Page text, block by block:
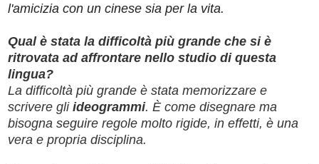
l'amicizia con un cinese sia per la vita.
Qual è stata la difficoltà più grande che si è
ritrovata ad affrontare nello studio di questa
lingua?
La difficoltà più grande è stata memorizzare e
scrivere gli ideogrammi. È come disegnare ma
bisogna seguire regole molto rigide, in effetti, è una
vera e propria disciplina.